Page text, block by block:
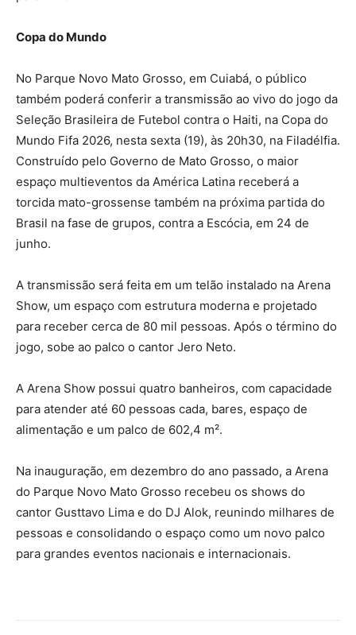
Copa do Mundo
No Parque Novo Mato Grosso, em Cuiabá, o público
também poderá conferir a transmissão ao vivo do jogo da
Seleção Brasileira de Futebol contra o Haiti, na Copa do
Mundo Fifa 2026, nesta sexta (19), às 20h30, na Filadélfia.
Construído pelo Governo de Mato Grosso, o maior
espaço multieventos da América Latina receberá a
torcida mato-grossense também na próxima partida do
Brasil na fase de grupos, contra a Escócia, em 24 de
junho.
A transmissão será feita em um telão instalado na Arena
Show, um espaço com estrutura moderna e projetado
para receber cerca de 80 mil pessoas. Após o término do
jogo, sobe ao palco o cantor Jero Neto.
A Arena Show possui quatro banheiros, com capacidade
para atender até 60 pessoas cada, bares, espaço de
alimentação e um palco de 602,4 m².
Na inauguração, em dezembro do ano passado, a Arena
do Parque Novo Mato Grosso recebeu os shows do
cantor Gusttavo Lima e do DJ Alok, reunindo milhares de
pessoas e consolidando o espaço como um novo palco
para grandes eventos nacionais e internacionais.